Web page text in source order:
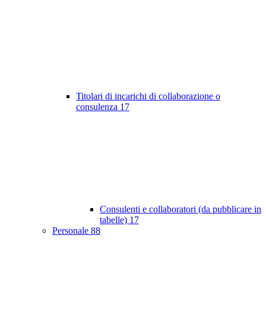
Titolari di incarichi di collaborazione o
consulenza 17
Consulenti e collaboratori (da pubblicare in
tabelle) 17
Personale 88